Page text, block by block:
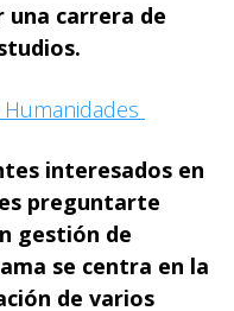
una carrera de
interesados ​​en
preguntarte
gestión de
se centra en la
de varios